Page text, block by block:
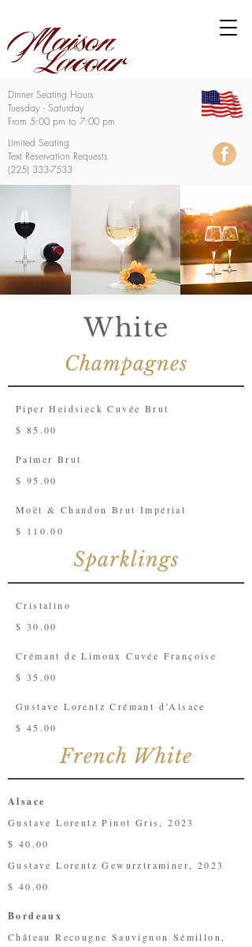
Dinner Seating Hours
Tuesday - Saturday
From 5:00 pm to 7:00 pm
Limited Seating
Text Reservation Requests
(225) 333-7533
White
Champagnes
Piper Heidsieck Cuvée Brut
$ 85.00
Palmer Brut
$ 95.00
Moët & Chandon Brut Impérial
$ 110.00
Sparklings
Cristalino
$ 30.00
Crémant de Limoux Cuvée Françoise
$ 35.00
Gustave Lorentz Crémant d’Alsace
$ 45.00
French White
Alsace
Gustave Lorentz Pinot Gris, 2023
$ 40.00
Gustave Lorentz Gewurztraminer, 2023
$ 40.00
Bordeaux
Château Recougne Sauvignon Sémillon,